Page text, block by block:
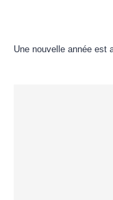
Une nouvelle année